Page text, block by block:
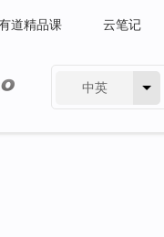
道精品课 云笔记
中英